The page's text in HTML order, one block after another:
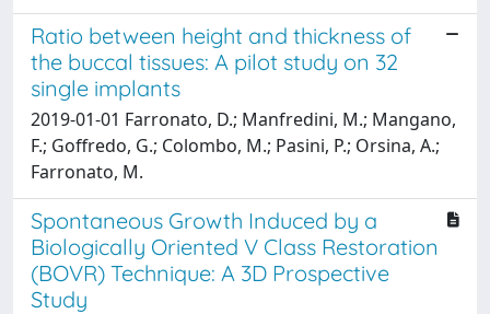
Ratio between height and thickness of
the buccal tissues: A pilot study on 32
single implants
2019-01-01 Farronato, D.; Manfredini, M.; Mangano,
F.; Goffredo, G.; Colombo, M.; Pasini, P.; Orsina, A.;
Farronato, M.
Spontaneous Growth Induced by a
Biologically Oriented V Class Restoration
(BOVR) Technique: A 3D Prospective
Study